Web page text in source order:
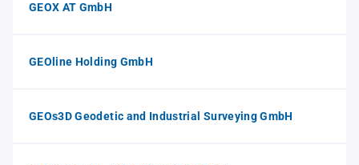
GEOX AT GmbH
GEOline Holding GmbH
GEOs3D Geodetic and Industrial Surveying GmbH